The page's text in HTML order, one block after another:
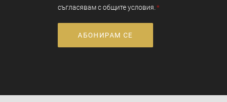
съгласявам с общите условия.
АБОНИРАМ СЕ